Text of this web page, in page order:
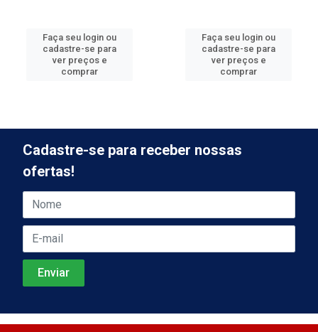
Faça seu login ou
cadastre-se para
ver preços e
comprar
Faça seu login ou
cadastre-se para
ver preços e
comprar
Cadastre-se para receber nossas
ofertas!